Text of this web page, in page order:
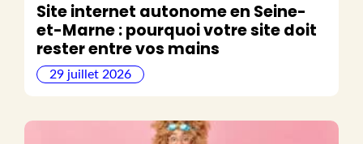
Site internet autonome en Seine-
et-Marne : pourquoi votre site doit
rester entre vos mains
29 juillet 2026